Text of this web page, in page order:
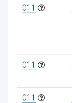
011
011
011